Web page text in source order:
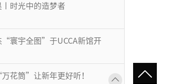
丨时光中的造梦者
“寰宇全图”于UCCA新馆开
花筒”让新年更好听！